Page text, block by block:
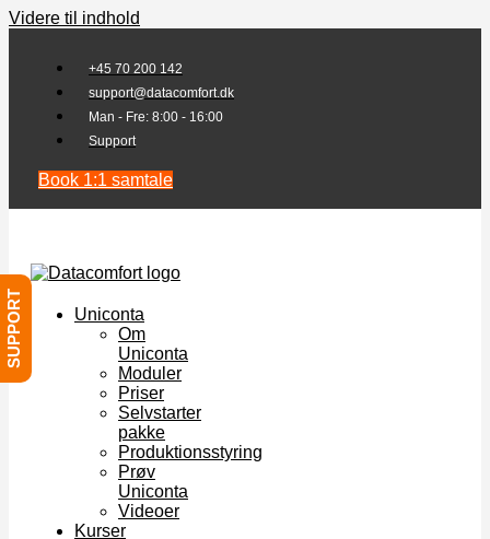
Videre til indhold
+45 70 200 142
support@datacomfort.dk
Man - Fre: 8:00 - 16:00
Support
Book 1:1 samtale
Uniconta
Om
Uniconta
Moduler
Priser
Selvstarter
pakke
Produktionsstyring
Prøv
Uniconta
Videoer
Kurser
SUPPORT